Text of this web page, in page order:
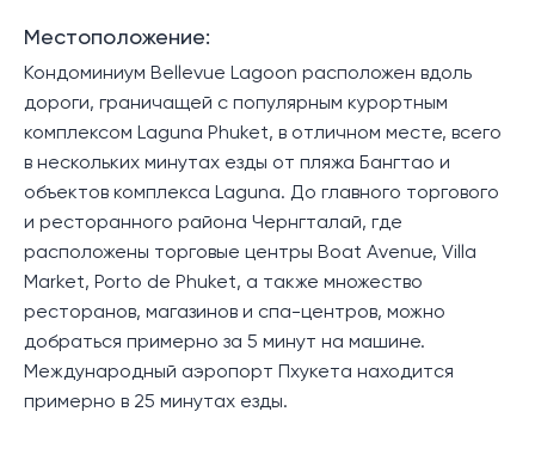
Местоположение:
Кондоминиум Bellevue Lagoon расположен вдоль
дороги, граничащей с популярным курортным
комплексом Laguna Phuket, в отличном месте, всего
в нескольких минутах езды от пляжа Бангтао и
объектов комплекса Laguna. До главного торгового
и ресторанного района Чернгталай, где
расположены торговые центры Boat Avenue, Villa
Market, Porto de Phuket, а также множество
ресторанов, магазинов и спа-центров, можно
добраться примерно за 5 минут на машине.
Международный аэропорт Пхукета находится
примерно в 25 минутах езды.